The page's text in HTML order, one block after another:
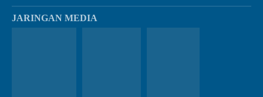
JARINGAN MEDIA